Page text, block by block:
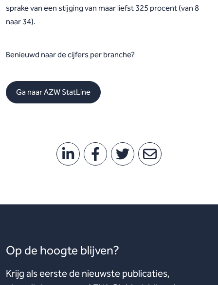
sprake van een stijging van maar liefst 325 procent (van 8
naar 34).
Benieuwd naar de cijfers per branche?
Ga naar AZW StatLine
Op de hoogte blijven?
Krijg als eerste de nieuwste publicaties,